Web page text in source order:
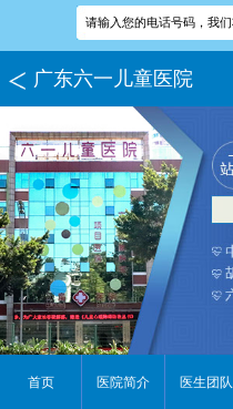
广东六一儿童医院
首页 医院简介 医生团队